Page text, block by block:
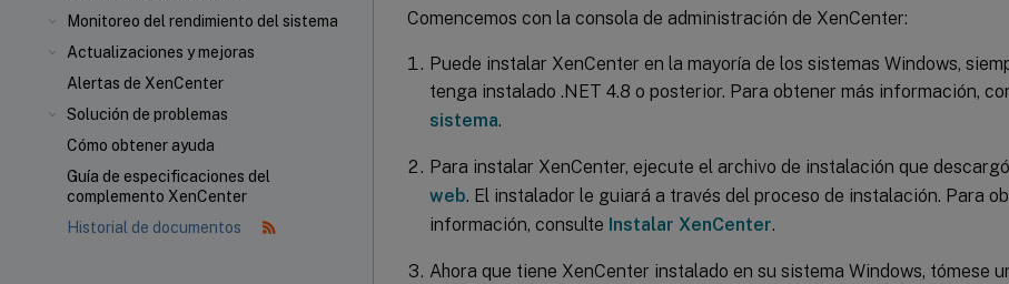
Monitoreo del rendimiento del sistema
Actualizaciones y mejoras
Alertas de XenCenter
Solución de problemas
Cómo obtener ayuda
Guía de especificaciones del
complemento XenCenter
Historial de documentos
Comencemos con la consola de administración de XenCenter:
Puede instalar XenCenter en la mayoría de los sistemas Windows,
tenga instalado .NET 4.8 o posterior. Para obtener más información,
sistema.
Para instalar XenCenter, ejecute el archivo de instalación que
web. El instalador le guiará a través del proceso de instalación. Para
información, consulte Instalar XenCenter.
Ahora que tiene XenCenter instalado en su sistema Windows, tómese